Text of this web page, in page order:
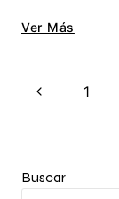
Ver Más
1
Buscar